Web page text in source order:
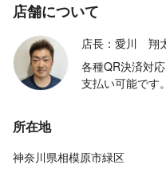
店舗について
店長：愛川 翔
各種QR決済対
支払い可能です。
所在地
神奈川県相模原市緑区